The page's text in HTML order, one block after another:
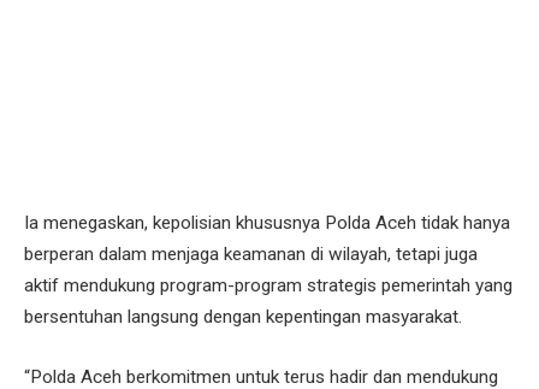
Ia menegaskan, kepolisian khususnya Polda Aceh tidak hanya
berperan dalam menjaga keamanan di wilayah, tetapi juga
aktif mendukung program-program strategis pemerintah yang
bersentuhan langsung dengan kepentingan masyarakat.
“Polda Aceh berkomitmen untuk terus hadir dan mendukung